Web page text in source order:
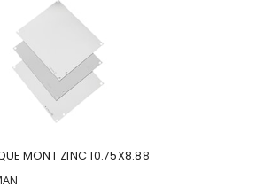
MONT ZINC 10.75X8.88